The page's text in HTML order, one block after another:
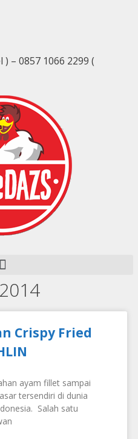
– 0857 1066 2299 (
Crispy Fried
ayam fillet sampai
tersendiri di dunia
Salah satu